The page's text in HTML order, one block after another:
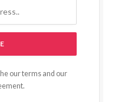
our terms and our